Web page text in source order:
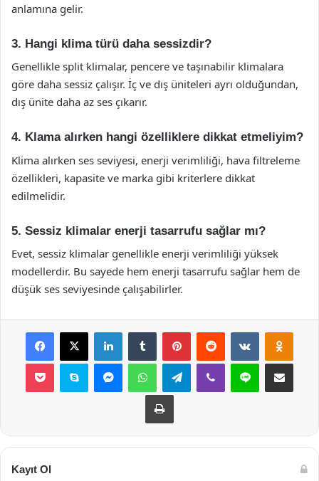
anlamına gelir.
3. Hangi klima türü daha sessizdir?
Genellikle split klimalar, pencere ve taşınabilir klimalara
göre daha sessiz çalışır. İç ve dış üniteleri ayrı olduğundan,
dış ünite daha az ses çıkarır.
4. Klama alırken hangi özelliklere dikkat etmeliyim?
Klima alırken ses seviyesi, enerji verimliliği, hava filtreleme
özellikleri, kapasite ve marka gibi kriterlere dikkat
edilmelidir.
5. Sessiz klimalar enerji tasarrufu sağlar mı?
Evet, sessiz klimalar genellikle enerji verimliliği yüksek
modellerdir. Bu sayede hem enerji tasarrufu sağlar hem de
düşük ses seviyesinde çalışabilirler.
Facebook
X LinkedInTumblr PinterestReddit VKontakte
Pocket Skype MessengerWhatsAppTelegramViber Line E-Posta ile
Yazdır
Kayıt Ol